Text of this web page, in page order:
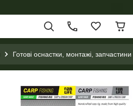
Готові оснастки, монтажі, запчастини